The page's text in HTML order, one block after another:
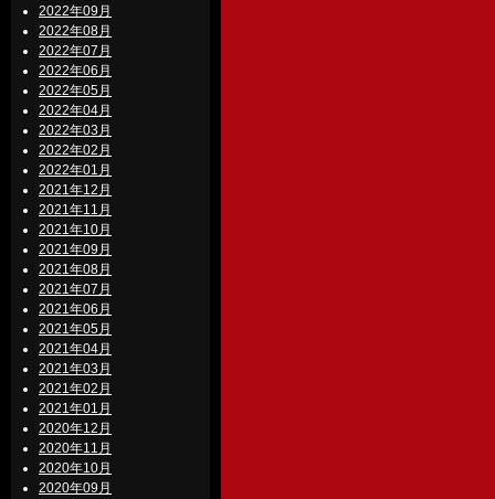
2022年09月
2022年08月
2022年07月
2022年06月
2022年05月
2022年04月
2022年03月
2022年02月
2022年01月
2021年12月
2021年11月
2021年10月
2021年09月
2021年08月
2021年07月
2021年06月
2021年05月
2021年04月
2021年03月
2021年02月
2021年01月
2020年12月
2020年11月
2020年10月
2020年09月